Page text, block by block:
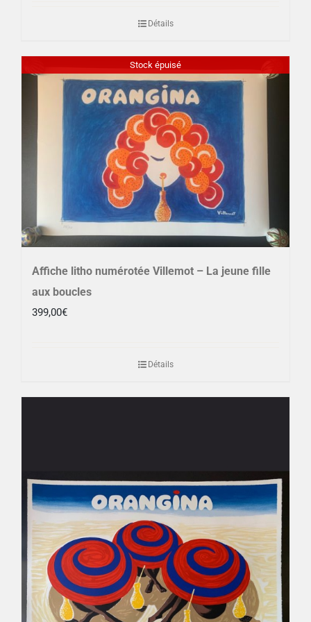
Détails
Stock épuisé
Affiche litho numérotée Villemot – La jeune fille
aux boucles
399,00€
Détails